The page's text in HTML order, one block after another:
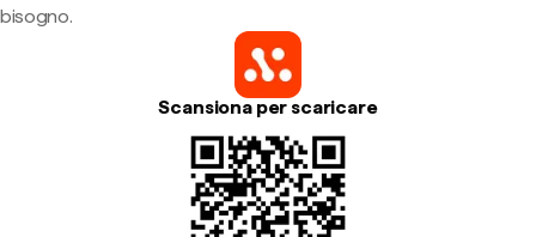
bisogno.
Scansiona per scaricare